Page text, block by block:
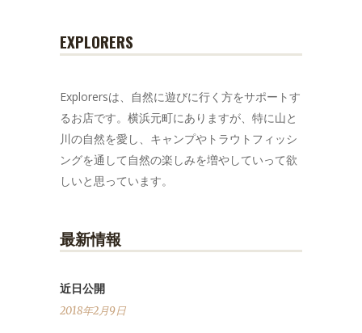
EXPLORERS
Explorersは、自然に遊びに行く方をサポートす
るお店です。横浜元町にありますが、特に山と
川の自然を愛し、キャンプやトラウトフィッシ
ングを通して自然の楽しみを増やしていって欲
しいと思っています。
最新情報
近日公開
2018年2月9日